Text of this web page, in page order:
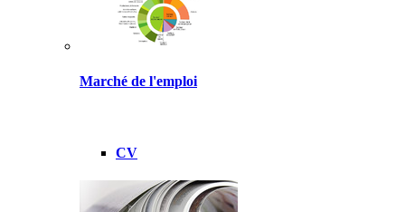
Marché de l'emploi
CV